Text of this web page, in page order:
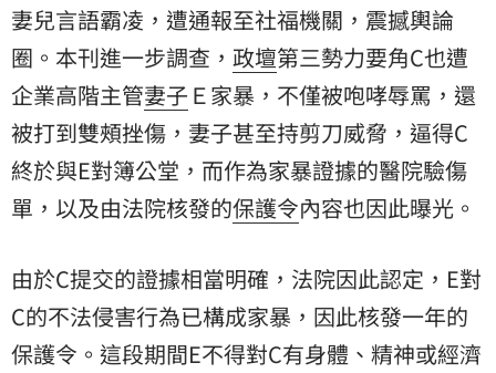
妻兒言語霸凌，遭通報至社福機關，震撼輿論
圈。本刊進一步調查， 政壇第三勢力要角C也遭
企業高階主管妻子 Ｅ家暴，不僅被咆哮辱罵，還
被打到雙頰挫傷，妻子甚至持剪刀威脅，逼得C
終於與E對簿公堂，而作為家暴證據的醫院驗傷
單 ，以及由法院核發的保護令內容也因此曝光。
由於C提交的證據相當明確，法院因此認定，E對
C的不法侵害行為已構成家暴，因此核發一年的
保護令。這段期間E不得對C有身體、精神或經濟